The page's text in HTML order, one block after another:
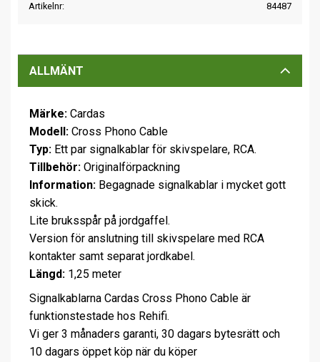
Artikelnr
84487
ALLMÄNT
Märke: Cardas
Modell: Cross Phono Cable
Typ: Ett par signalkablar för skivspelare, RCA.
Tillbehör: Originalförpackning
Information: Begagnade signalkablar i mycket gott
skick.
Lite bruksspår på jordgaffel.
Version för anslutning till skivspelare med RCA
kontakter samt separat jordkabel.
Längd: 1,25 meter
Signalkablarna Cardas Cross Phono Cable är
funktionstestade hos Rehifi.
Vi ger 3 månaders garanti, 30 dagars bytesrätt och
10 dagars öppet köp när du köper